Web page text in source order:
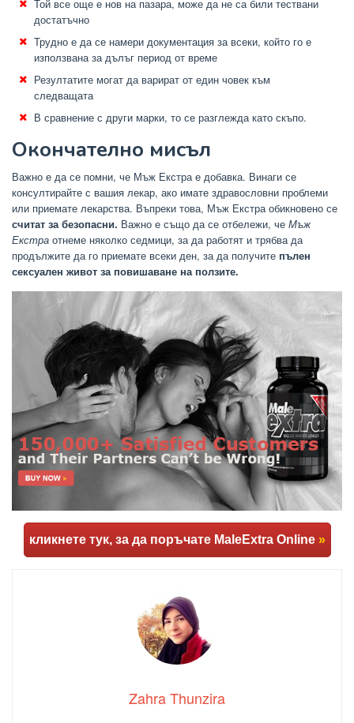
Той все още е нов на пазара, може да не са били тествани
достатъчно
Трудно е да се намери документация за всеки, който го е
използвана за дълъг период от време
Резултатите могат да варират от един човек към
следващата
В сравнение с други марки, то се разглежда като скъпо.
Окончателно мисъл
Важно е да се помни, че Мъж Екстра е добавка. Винаги се
консултирайте с вашия лекар, ако имате здравословни проблеми
или приемате лекарства. Въпреки това, Мъж Екстра обикновено се
считат за безопасни. Важно е също да се отбележи, че Мъж
Екстра отнеме няколко седмици, за да работят и трябва да
продължите да го приемате всеки ден, за да получите пълен
сексуален живот за повишаване на ползите.
кликнете тук, за да поръчате MaleExtra Online »
Zahra Thunzira